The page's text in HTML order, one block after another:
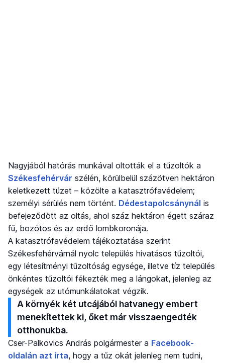
Nagyjából hatórás munkával oltották el a tűzoltók a
Székesfehérvár szélén, körülbelül százötven hektáron
keletkezett tüzet – közölte a katasztrófavédelem;
személyi sérülés nem történt. Dédestapolcsánynál is
befejeződött az oltás, ahol száz hektáron égett száraz
fű, bozótos és az erdő lombkoronája.
A katasztrófavédelem tájékoztatása szerint
Székesfehérvárnál nyolc település hivatásos tűzoltói,
egy létesítményi tűzoltóság egysége, illetve tíz település
önkéntes tűzoltói fékezték meg a lángokat, jelenleg az
egységek az utómunkálatokat végzik.
A környék két utcájából hatvanegy embert
menekítettek ki, őket már visszaengedték
otthonukba.
Cser-Palkovics András polgármester a Facebook-
oldalán azt írta, hogy a tűz okát jelenleg nem tudni,